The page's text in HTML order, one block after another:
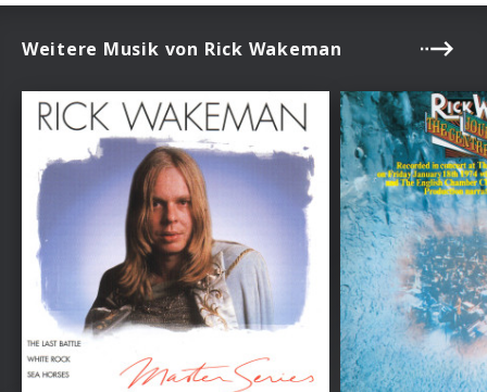
Weitere Musik von Rick Wakeman